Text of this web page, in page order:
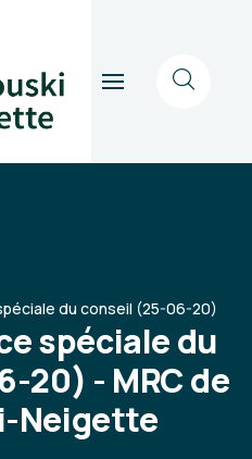
du conseil (25-06-20)
spéciale du
20) - MRC de
Neigette